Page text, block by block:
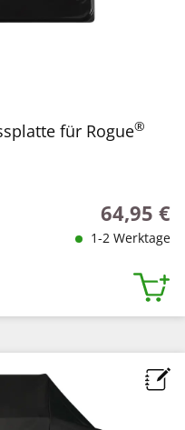
für Rogue®
Regulärer
64,95 €
1-2 Werktage